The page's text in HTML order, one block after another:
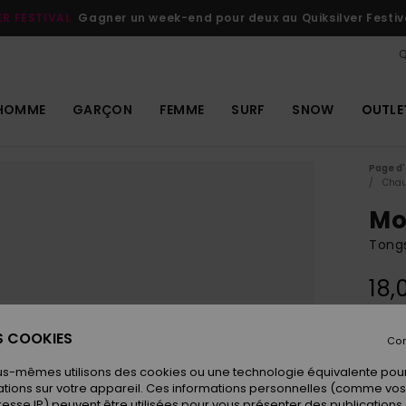
FESTIVAL Gagner un week-end pour deux au Quiksilver
GARÇON FEMME SURF SNOW
Page
COOKIES
mêmes utilisons des cookies ou une technologie équivalente
sur votre appareil. Ces informations personnelles (comme